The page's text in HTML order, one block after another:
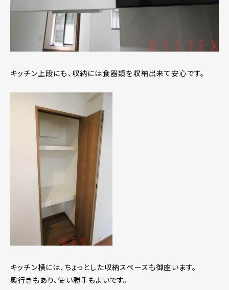
キッチン上段にも、収納には食器類を収納出来て安心です。
キッチン横には、ちょっとした収納スペースも御座います。
奥行きもあり、使い勝手もよいです。